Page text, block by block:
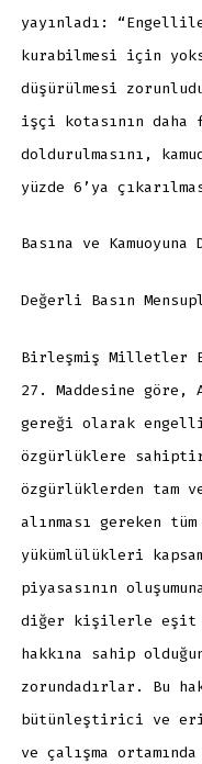
yayınladı:
kurabilmesi için
düşürülmesi
işçi kotasının daha
doldurulmasını,
yüzde 6’ya
Basına ve Kamuoyuna
Değerli Basın
Birleşmiş Milletler
27. Maddesine göre,
gereği olarak
özgürlüklere
özgürlüklerden tam
alınması gereken
yükümlülükleri
piyasasının
diğer kişilerle eşit
hakkına sahip
zorundadırlar. Bu
bütünleştirici ve
ve çalışma